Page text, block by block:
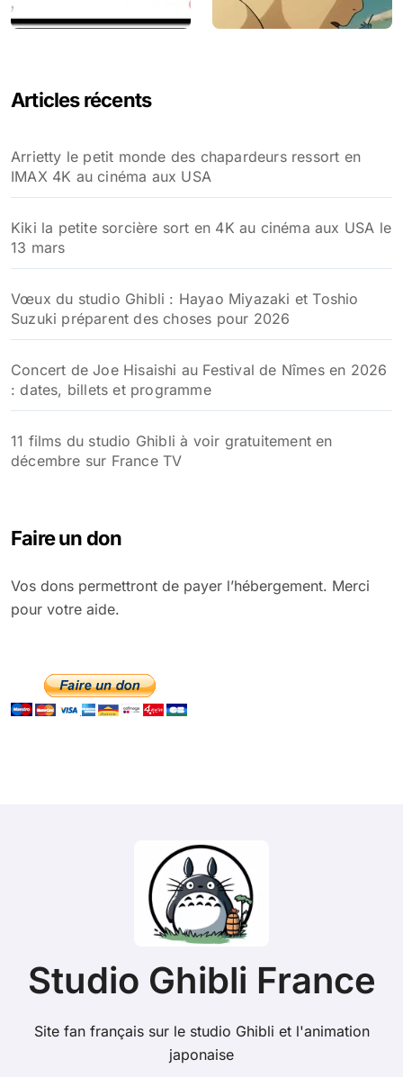
Articles récents
Arrietty le petit monde des chapardeurs ressort en
IMAX 4K au cinéma aux USA
Kiki la petite sorcière sort en 4K au cinéma aux USA le
13 mars
Vœux du studio Ghibli : Hayao Miyazaki et Toshio
Suzuki préparent des choses pour 2026
Concert de Joe Hisaishi au Festival de Nîmes en 2026
: dates, billets et programme
11 films du studio Ghibli à voir gratuitement en
décembre sur France TV
Faire un don
Vos dons permettront de payer l’hébergement. Merci
pour votre aide.
Studio Ghibli France
Site fan français sur le studio Ghibli et l'animation
japonaise